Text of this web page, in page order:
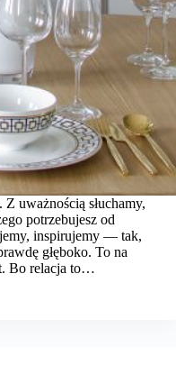
uważnością słuchamy,
potrzebujesz od
inspirujemy — tak,
głęboko. To na
Bo relacja to…